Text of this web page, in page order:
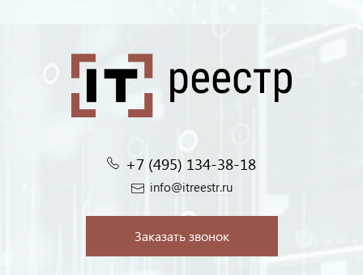
+7 (495) 134-38-18‬
info@itreestr.ru
Заказать звонок